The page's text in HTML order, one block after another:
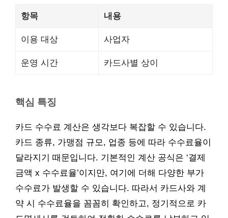
항목 내용
이용 대상 사업자
운영 시간 카드사별 상이
핵심 특징
카드 수수료 계산은 생각보다 복잡할 수 있습니다.
카드 종류, 가맹점 규모, 업종 등에 따라 수수료율이
달라지기 때문입니다. 기본적인 계산 공식은 ‘결제
금액 x 수수료율’이지만, 여기에 더해 다양한 부가
수수료가 발생할 수 있습니다. 따라서 카드사와 계
약 시 수수료율을 꼼꼼히 확인하고, 정기적으로 카